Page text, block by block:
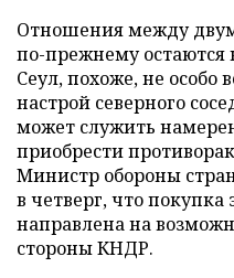
Отношения между
по-прежнему остаются
Сеул, похоже, не
настрой северного
может служить
приобрести
Министр обороны
в четверг, что покупка
направлена на
стороны КНДР.